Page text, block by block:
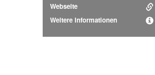
Webseite
Weitere Informationen